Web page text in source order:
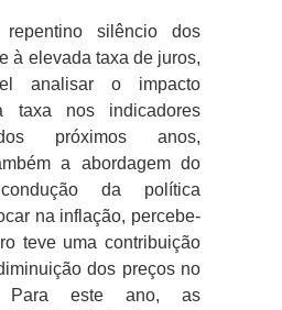
silêncio dos
à elevada taxa de juros,
analisar o impacto
taxa nos indicadores
próximos anos,
a abordagem do
da política
na inflação, percebe-
teve uma contribuição
dos preços no
Para este ano, as